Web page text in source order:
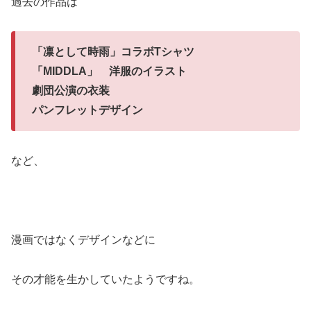
「凛として時雨」コラボTシャツ
「MIDDLA」 洋服のイラスト
劇団公演の衣装
パンフレットデザイン
など、
漫画ではなくデザインなどに
その才能を生かしていたようですね。